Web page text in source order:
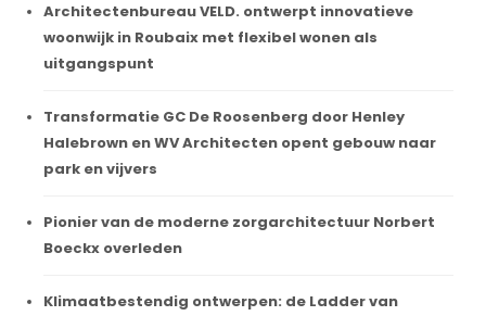
Architectenbureau VELD. ontwerpt innovatieve
woonwijk in Roubaix met flexibel wonen als
uitgangspunt
Transformatie GC De Roosenberg door Henley
Halebrown en WV Architecten opent gebouw naar
park en vijvers
Pionier van de moderne zorgarchitectuur Norbert
Boeckx overleden
Klimaatbestendig ontwerpen: de Ladder van